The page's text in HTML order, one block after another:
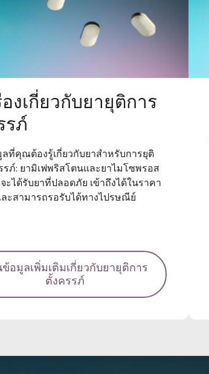
องเกี่ยวกับยายุติการ
รภ์
ที่คุณต้องรู้เกี่ยวกับยาสำหรับการยุติ
รภ์: ยามิเฟพริสโตนและยาไมโซพรอส
ได้รับยาที่ปลอดภัย เข้าถึงได้ในราคา
ะสามารถรอรับได้ทางไปรษณีย์
อมูลเพิ่มเติมเกี่ยวกับยายุติการ
ตั้งครรภ์